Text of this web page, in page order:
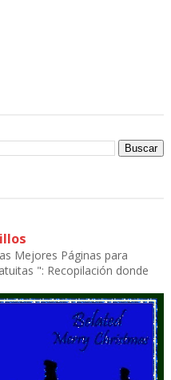
Mejores Páginas para
": Recopilación donde